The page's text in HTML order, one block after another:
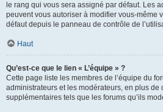
le rang qui vous sera assigné par défaut. Les
peuvent vous autoriser à modifier vous-même
défaut depuis le panneau de contrôle de
Haut
Qu’est-ce que le lien « L’équipe » ?
Cette page liste les membres de l’équipe du
administrateurs et les modérateurs, en plus de
supplémentaires tels que les forums qu’ils